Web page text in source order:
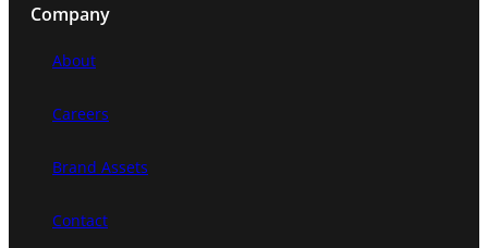
r
c
Company
About
Careers
Brand Assets
Contact